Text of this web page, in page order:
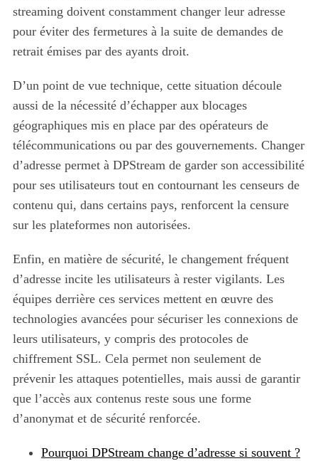
streaming doivent constamment changer leur adresse
pour éviter des fermetures à la suite de demandes de
retrait émises par des ayants droit.
D’un point de vue technique, cette situation découle
aussi de la nécessité d’échapper aux blocages
géographiques mis en place par des opérateurs de
télécommunications ou par des gouvernements. Changer
d’adresse permet à DPStream de garder son accessibilité
pour ses utilisateurs tout en contournant les censeurs de
contenu qui, dans certains pays, renforcent la censure
sur les plateformes non autorisées.
Enfin, en matière de sécurité, le changement fréquent
d’adresse incite les utilisateurs à rester vigilants. Les
équipes derrière ces services mettent en œuvre des
technologies avancées pour sécuriser les connexions de
leurs utilisateurs, y compris des protocoles de
chiffrement SSL. Cela permet non seulement de
prévenir les attaques potentielles, mais aussi de garantir
que l’accès aux contenus reste sous une forme
d’anonymat et de sécurité renforcée.
Pourquoi DPStream change d’adresse si souvent ?